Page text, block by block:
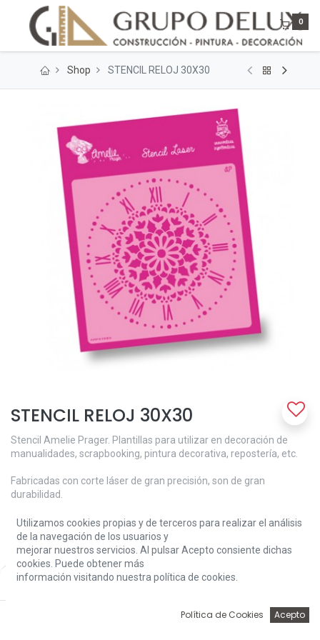
Price:
Add to Cart
0
Shop STENCIL RELOJ 30X30
STENCIL RELOJ 30X30
Stencil Amelie Prager. Plantillas para utilizar en decoración de
manualidades, scrapbooking, pintura decorativa, repostería, etc.
Fabricadas con corte láser de gran precisión, son de gran
durabilidad.
Medida: 30x30 cm
11,48€
Utilizamos cookies propias y de terceros para realizar el análisis
de la navegación de los usuarios y
mejorar nuestros servicios. Al pulsar Acepto consiente dichas
cookies. Puede obtener más
información visitando nuestra política de cookies.
Política de Cookies Acepto